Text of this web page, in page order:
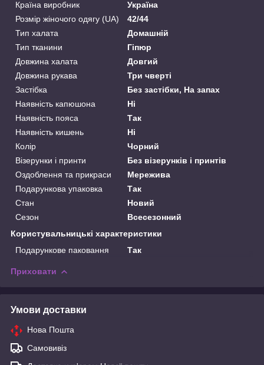
Країна виробник
Україна
Розмір жіночого одягу (UA)
42/44
Тип халата
Домашній
Тип тканини
Гіпюр
Довжина халата
Довгий
Довжина рукава
Три чверті
Застібка
Без застібки, На запах
Наявність капюшона
Ні
Наявність пояса
Так
Наявність кишень
Ні
Колір
Чорний
Візерунки і принти
Без візерунків і принтів
Оздоблення та прикраси
Мережива
Подарункова упаковка
Так
Стан
Новий
Сезон
Всесезонний
Користувальницькі характеристики
Подарункове паковання
Так
Приховати
Умови доставки
Нова Пошта
Самовивіз